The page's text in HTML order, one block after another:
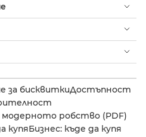
за бисквиткиДостъпност
модерното робство (PDF)
купяБизнес: къде да купя